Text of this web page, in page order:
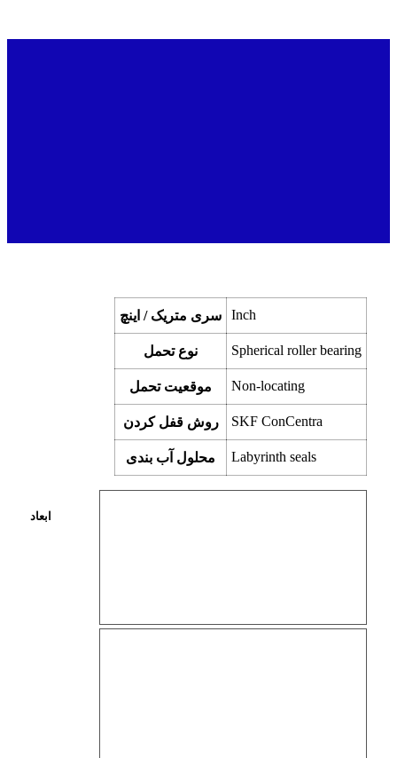
سری متریک / اینچ Inch
نوع تحمل Spherical roller bearing
موقعیت تحمل Non-locating
روش قفل کردن SKF ConCentra
محلول آب بندی Labyrinth seals
ابعاد